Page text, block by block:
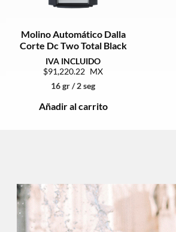
Molino Automático Dalla
Corte Dc Two Total Black
91,220.22
16 gr / 2 seg
Añadir al carrito